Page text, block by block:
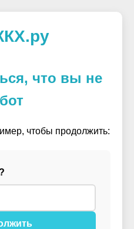
что вы не
чтобы продолжить: